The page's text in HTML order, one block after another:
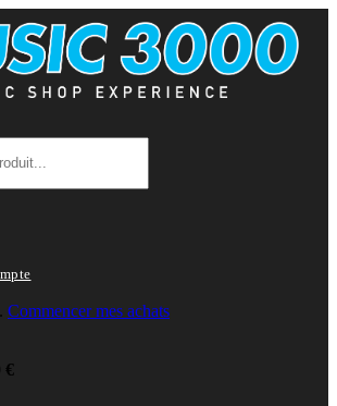
Commencer mes achats
€